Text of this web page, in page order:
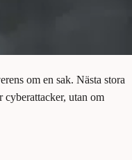
om en sak. Nästa stora
utan om